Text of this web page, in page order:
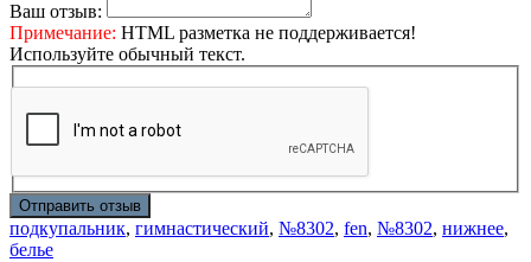
Ваш отзыв:
Примечание: HTML разметка не поддерживается!
Используйте обычный текст.
Отправить отзыв
подкупальник, гимнастический, №8302, fen, №8302, нижнее,
белье